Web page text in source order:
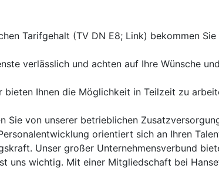
Tarifgehalt (TV DN E8; Link) bekommen
verlässlich und achten auf Ihre Wünsche
bieten Ihnen die Möglichkeit in Teilzeit zu
Sie von unserer betrieblichen
orientiert sich an Ihren
Unser großer Unternehmensverbund
uns wichtig. Mit einer Mitgliedschaft bei